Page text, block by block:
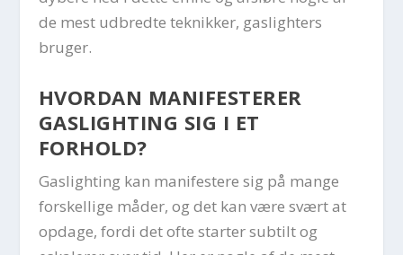
de mest udbredte teknikker, gaslighters
bruger.
HVORDAN MANIFESTERER
GASLIGHTING SIG I ET
FORHOLD?
Gaslighting kan manifestere sig på mange
forskellige måder, og det kan være svært at
opdage, fordi det ofte starter subtilt og